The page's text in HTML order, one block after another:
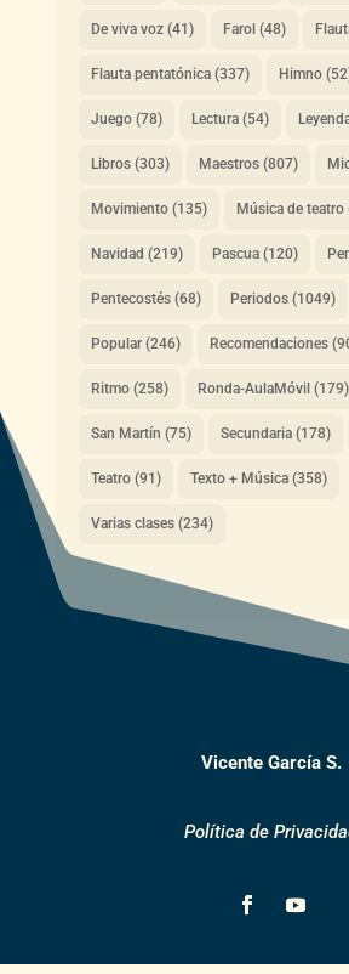
De viva voz(41) Farol (48)
Flauta pentatónica(337) Himno
Juego(78) Lectura(54)
Libros(303) Maestros(807)
Movimiento(135) Música de teatro
Navidad (219) Pascua(120)
Pentecostés(68) Periodos(1049)
Popular(246) Recomendaciones
Ritmo(258) Ronda-AulaMóvil (179)
San Martín (75) Secundaria(178)
Teatro(91) Texto + Música(358)
Varias clases(234)
Vicente García S.
Política de